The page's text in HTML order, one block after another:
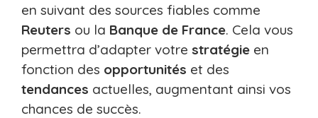
en suivant des sources fiables comme
Reuters ou la Banque de France. Cela vous
permettra d’adapter votre stratégie en
fonction des opportunités et des
tendances actuelles, augmentant ainsi vos
chances de succès.